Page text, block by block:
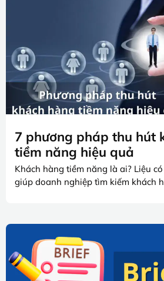
7 phương pháp thu hút
tiềm năng hiệu quả
Khách hàng tiềm năng là ai? Liệu
giúp doanh nghiệp tìm kiếm khách